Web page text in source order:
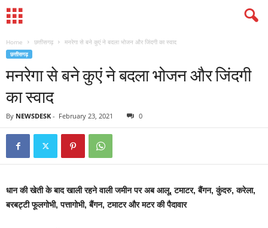
Home छत्तीसगढ़ मनरेगा से बने कुएं ने बदला भोजन और जिंदगी का स्वाद
छत्तीसगढ़
मनरेगा से बने कुएं ने बदला भोजन और जिंदगी
का स्वाद
By NEWSDESK - February 23, 2021 0
धान की खेती के बाद खाली रहने वाली जमीन पर अब आलू, टमाटर, बैंगन, कुंदरु, करेला,
बरबट्टी फूलगोभी, पत्तागोभी, बैंगन, टमाटर और मटर की पैदावार